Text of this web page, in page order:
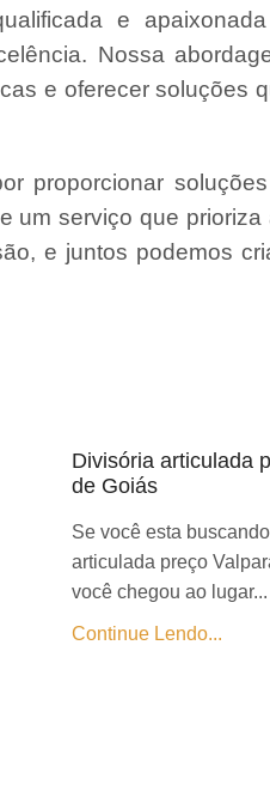
e
Nossa
e oferecer soluções
proporcionar
um serviço que
e juntos podemos
Divisória articulada
de Goiás
Se você esta
articulada preço
você chegou ao lugar...
Continue Lendo...